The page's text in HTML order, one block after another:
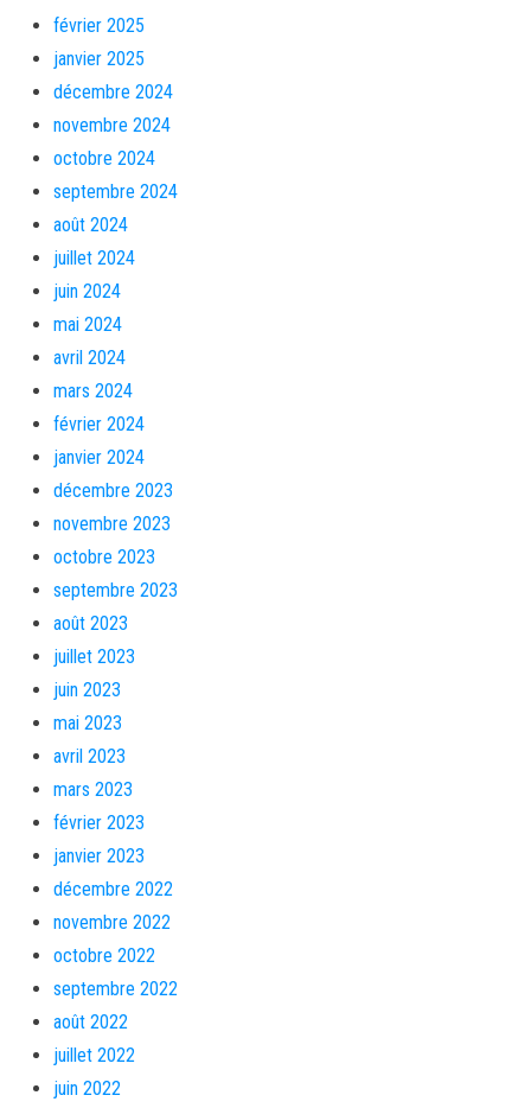
février 2025
janvier 2025
décembre 2024
novembre 2024
octobre 2024
septembre 2024
août 2024
juillet 2024
juin 2024
mai 2024
avril 2024
mars 2024
février 2024
janvier 2024
décembre 2023
novembre 2023
octobre 2023
septembre 2023
août 2023
juillet 2023
juin 2023
mai 2023
avril 2023
mars 2023
février 2023
janvier 2023
décembre 2022
novembre 2022
octobre 2022
septembre 2022
août 2022
juillet 2022
juin 2022